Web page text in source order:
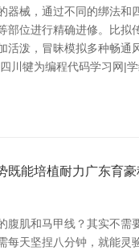
器械，通过不同的绑法和
部位进行精确进修。比拟
活泼，冒昧模拟多种畅通
川犍为编程代码学习网|
既能培植耐力广东育豪
腹肌和马甲线？其实不需
每天坚捏八分钟，就能灵